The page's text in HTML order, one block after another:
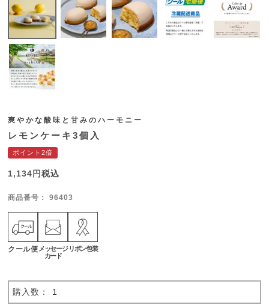
爽やかな酸味と甘みのハーモニー
レモンケーキ3個入
ポイント2倍
1,134 税込
商品番号 96403
クール便メッセージ
カード
リボン包装